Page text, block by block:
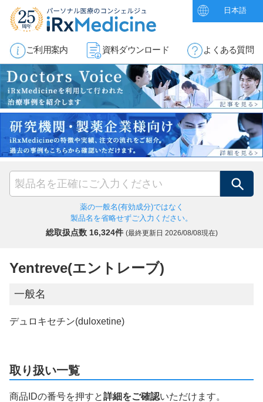
日本語
ご利用案内 資料ダウンロード よくある質問
検索
薬の一般名(有効成分)ではなく
製品名を省略せずご入力ください。
総取扱点数 16,324件 (最終更新日 2026/08/08現在)
Yentreve(エントレーブ)
一般名
デュロキセチン(duloxetine)
取り扱い一覧
商品IDの番号を押すと詳細をご確認いただけます。